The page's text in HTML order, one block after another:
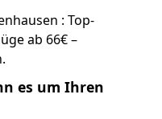
: Top-
ab 66€ –
es um Ihren